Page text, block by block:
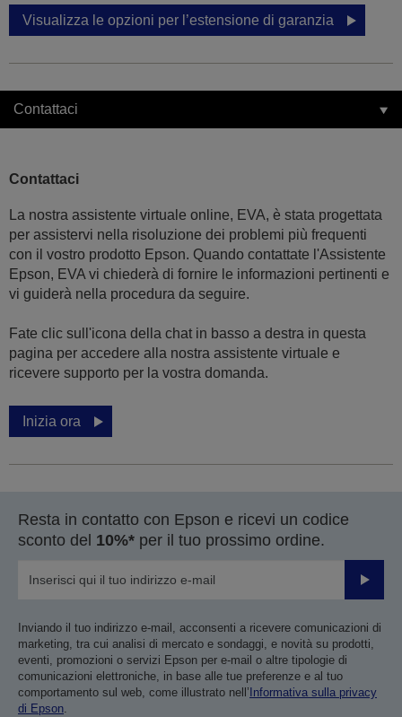
Visualizza le opzioni per l’estensione di garanzia
Contattaci
Contattaci
La nostra assistente virtuale online, EVA, è stata progettata
per assistervi nella risoluzione dei problemi più frequenti
con il vostro prodotto Epson. Quando contattate l'Assistente
Epson, EVA vi chiederà di fornire le informazioni pertinenti e
vi guiderà nella procedura da seguire.
Fate clic sull'icona della chat in basso a destra in questa
pagina per accedere alla nostra assistente virtuale e
ricevere supporto per la vostra domanda.
Inizia ora
Resta in contatto con Epson e ricevi un codice
sconto del 10%* per il tuo prossimo ordine.
Invia
Inviando il tuo indirizzo e-mail, acconsenti a ricevere comunicazioni di
marketing, tra cui analisi di mercato e sondaggi, e novità su prodotti,
eventi, promozioni o servizi Epson per e-mail o altre tipologie di
comunicazioni elettroniche, in base alle tue preferenze e al tuo
comportamento sul web, come illustrato nell’ Informativa sulla privacy
di Epson.